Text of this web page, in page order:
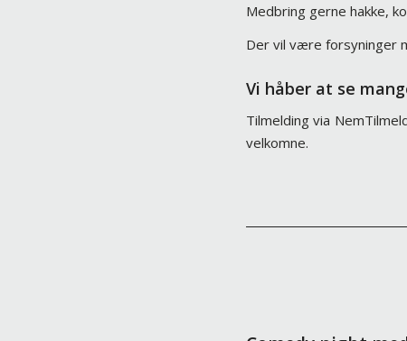
Medbring gerne hakke,
Der vil være forsyninger
Vi håber at se
Tilmelding via
velkomne.